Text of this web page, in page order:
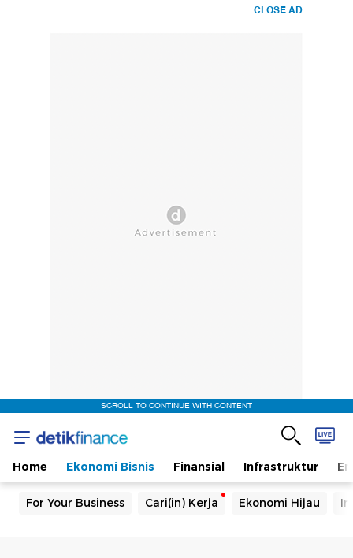
CLOSE AD
SCROLL TO CONTINUE WITH CONTENT
Home Ekonomi Bisnis Finansial Infrastruktur
For Your Business Cari(in) Kerja Ekonomi Hijau